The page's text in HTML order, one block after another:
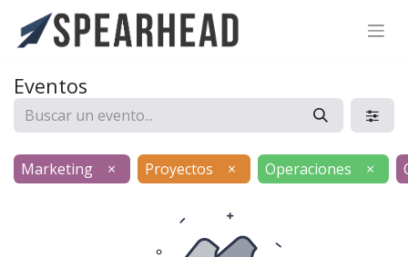
Eventos
Marketing × Proyectos × Operaciones ×